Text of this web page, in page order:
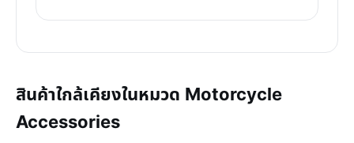
สินค้าใกล้เคียงในหมวด Motorcycle
Accessories